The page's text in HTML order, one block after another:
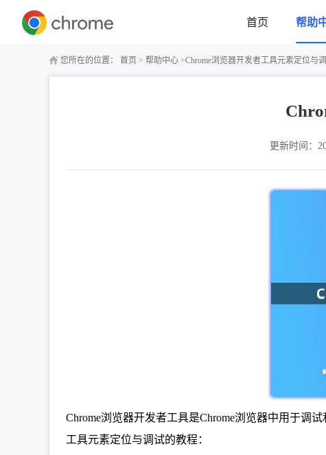
首页 帮助
您所在的位置： 首页 > 帮助中心 >Chrome浏览器开发者工具元素定位与
更新时间：
Chrome浏览器开发者工具是Chrome浏览器中用于调
工具元素定位与调试的教程：